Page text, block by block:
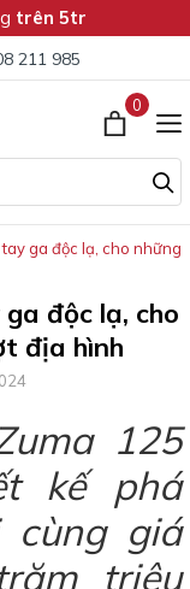
trên 5tr
211 985
0
tay ga độc lạ, cho
độc lạ, cho
địa hình
125
kế phá
cùng giá
triệu